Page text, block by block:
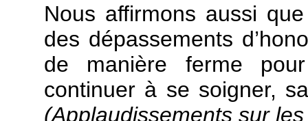
Nous affirmons aussi
des dépassements
de manière ferme
continuer à se soigner,
(Applaudissements sur